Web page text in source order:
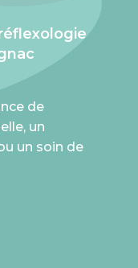
de
un
un soin de